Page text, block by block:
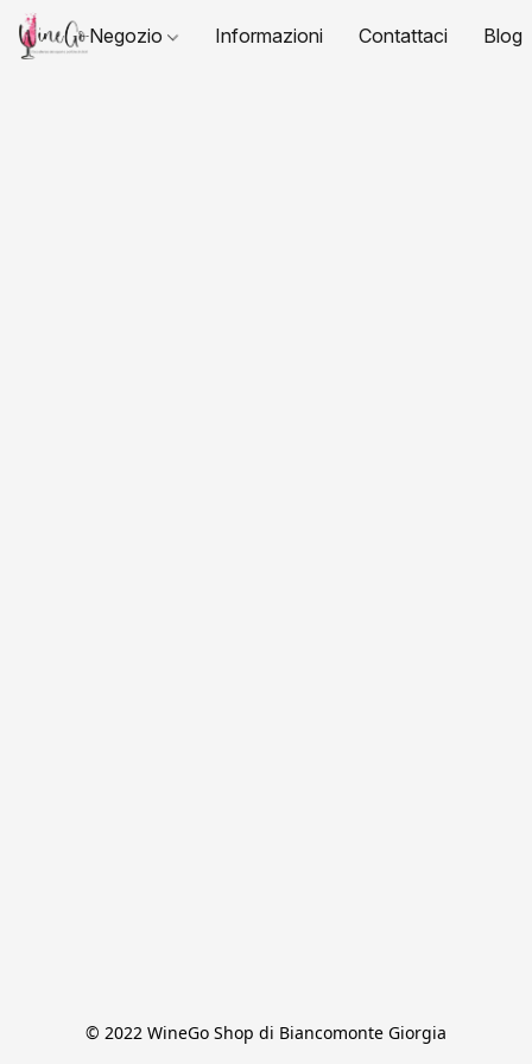
Negozio Informazioni Contattaci Blog
© 2022 WineGo Shop di Biancomonte Giorgia